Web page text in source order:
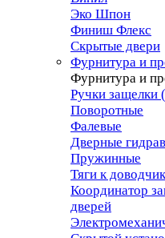
Эко Шпон
Финиш Флекс
Скрытые двери
Фурнитура и
Фурнитура и
Ручки защелки
Поворотные
Фалевые
Дверные
Пружинные
Тяги к
Координатор
дверей